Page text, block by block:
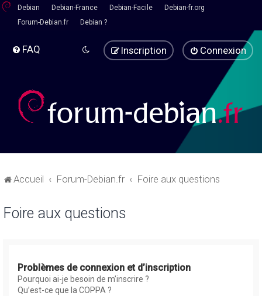
Debian Debian-France Debian-Facile
Debian-fr.org
Forum-Debian.fr
Debian ?
FAQ Connexion
Inscription
Accueil Forum-Debian.fr Foire aux questions
Foire aux questions
Problèmes de connexion et d’inscription
Pourquoi ai-je besoin de m’inscrire ?
Qu’est-ce que la COPPA ?